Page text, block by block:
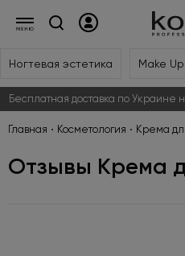
Ногтевая эстетика Make Up
Бесплатная доставка по Украине
Главная Косметология Крема
Отзывы Крема